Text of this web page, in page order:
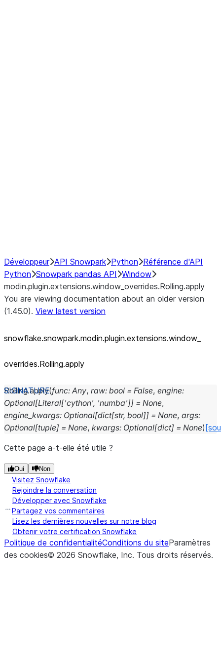
Développeur API Snowpark Python Référence d'API
Python Snowpark pandas API Window
modin.plugin.extensions.window_overrides.Rolling.apply
You are viewing documentation about an older version
(1.45.0). View latest version
snowflake.snowpark.modin.plugin.extensions.window_
overrides.Rolling.apply
Rolling.apply(func: Any, raw: bool = False, engine:
Optional[Literal['cython', 'numba']] = None,
engine_kwargs: Optional[dict[str, bool]] = None, args:
Optional[tuple] = None, kwargs: Optional[dict] = None)
Cette page a-t-elle été utile ?
Oui Non
Visitez Snowflake
Rejoindre la conversation
Développer avec Snowflake
Partagez vos commentaires
Lisez les dernières nouvelles sur notre blog
Obtenir votre certification Snowflake
Politique de confidentialitéConditions du siteParamètres
des cookies© 2026 Snowflake, Inc. Tous droits réservés.